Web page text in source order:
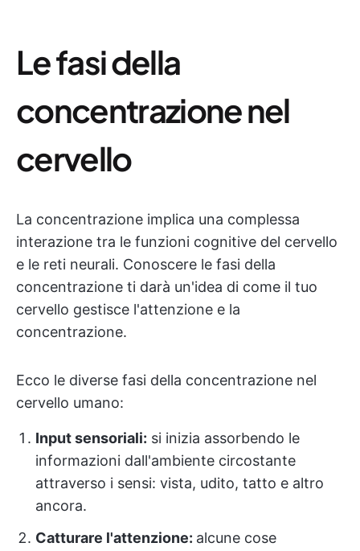
Le fasi della
concentrazione nel
cervello
La concentrazione implica una complessa
interazione tra le funzioni cognitive del cervello
e le reti neurali. Conoscere le fasi della
concentrazione ti darà un'idea di come il tuo
cervello gestisce l'attenzione e la
concentrazione.
Ecco le diverse fasi della concentrazione nel
cervello umano:
Input sensoriali: si inizia assorbendo le
informazioni dall'ambiente circostante
attraverso i sensi: vista, udito, tatto e altro
ancora.
Catturare l'attenzione: alcune cose